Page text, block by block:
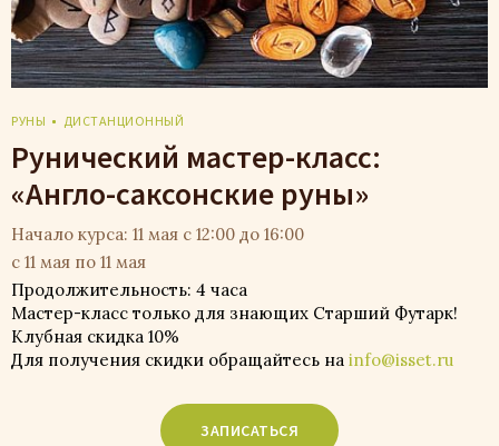
РУНЫ ДИСТАНЦИОННЫЙ
Рунический мастер-класс:
«Англо-саксонские руны»
Начало курса: 11 мая с 12:00 до 16:00
с 11 мая по 11 мая
ЗАПИСАТЬСЯ
Продолжительность: 4 часа
Мастер-класс только для знающих Старший Футарк!
Клубная скидка 10%
Для получения скидки обращайтесь на info@isset.ru